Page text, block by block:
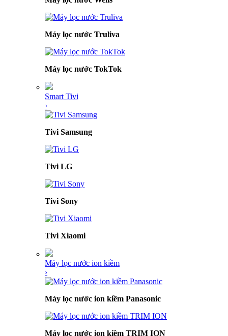
Máy lọc nước Truliva
Máy lọc nước TokTok
Smart Tivi
›
Tivi Samsung
Tivi LG
Tivi Sony
Tivi Xiaomi
Máy lọc nước ion kiềm
›
Máy lọc nước ion kiềm Panasonic
Máy lọc nước ion kiềm TRIM ION